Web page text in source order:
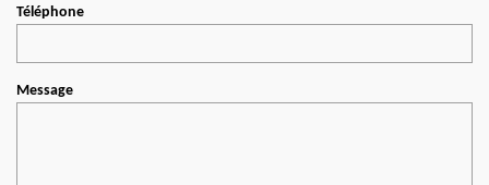
Téléphone
Message